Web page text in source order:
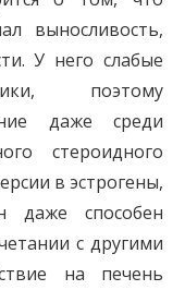
выносливость,
У него слабые
поэтому
даже среди
стероидного
в эстрогены,
даже способен
с другими
на печень